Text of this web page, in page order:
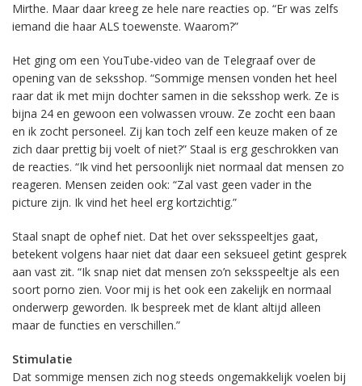
Mirthe. Maar daar kreeg ze hele nare reacties op. “Er was zelfs
iemand die haar ALS toewenste. Waarom?”
Het ging om een YouTube-video van de Telegraaf over de
opening van de seksshop. “Sommige mensen vonden het heel
raar dat ik met mijn dochter samen in die seksshop werk. Ze is
bijna 24 en gewoon een volwassen vrouw. Ze zocht een baan
en ik zocht personeel. Zij kan toch zelf een keuze maken of ze
zich daar prettig bij voelt of niet?” Staal is erg geschrokken van
de reacties. “Ik vind het persoonlijk niet normaal dat mensen zo
reageren. Mensen zeiden ook: “Zal vast geen vader in the
picture zijn. Ik vind het heel erg kortzichtig.”
Staal snapt de ophef niet. Dat het over seksspeeltjes gaat,
betekent volgens haar niet dat daar een seksueel getint gesprek
aan vast zit. “Ik snap niet dat mensen zo’n seksspeeltje als een
soort porno zien. Voor mij is het ook een zakelijk en normaal
onderwerp geworden. Ik bespreek met de klant altijd alleen
maar de functies en verschillen.”
Stimulatie
Dat sommige mensen zich nog steeds ongemakkelijk voelen bij